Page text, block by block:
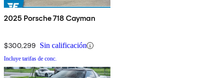
2025 Porsche 718 Cayman
$300,299 Sin calificación
Incluye tarifas de conc.